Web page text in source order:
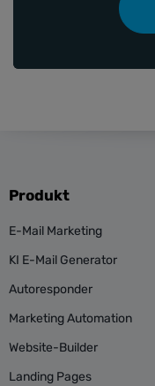
Produkt
E-Mail Marketing
KI E-Mail Generator
Autoresponder
Marketing Automation
Website-Builder
Landing Pages